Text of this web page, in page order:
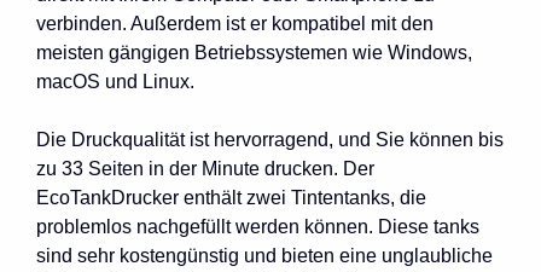
verbinden. Außerdem ist er kompatibel mit den
meisten gängigen Betriebssystemen wie Windows,
macOS und Linux.
Die Druckqualität ist hervorragend, und Sie können bis
zu 33 Seiten in der Minute drucken. Der
EcoTankDrucker enthält zwei Tintentanks, die
problemlos nachgefüllt werden können. Diese tanks
sind sehr kostengünstig und bieten eine unglaubliche